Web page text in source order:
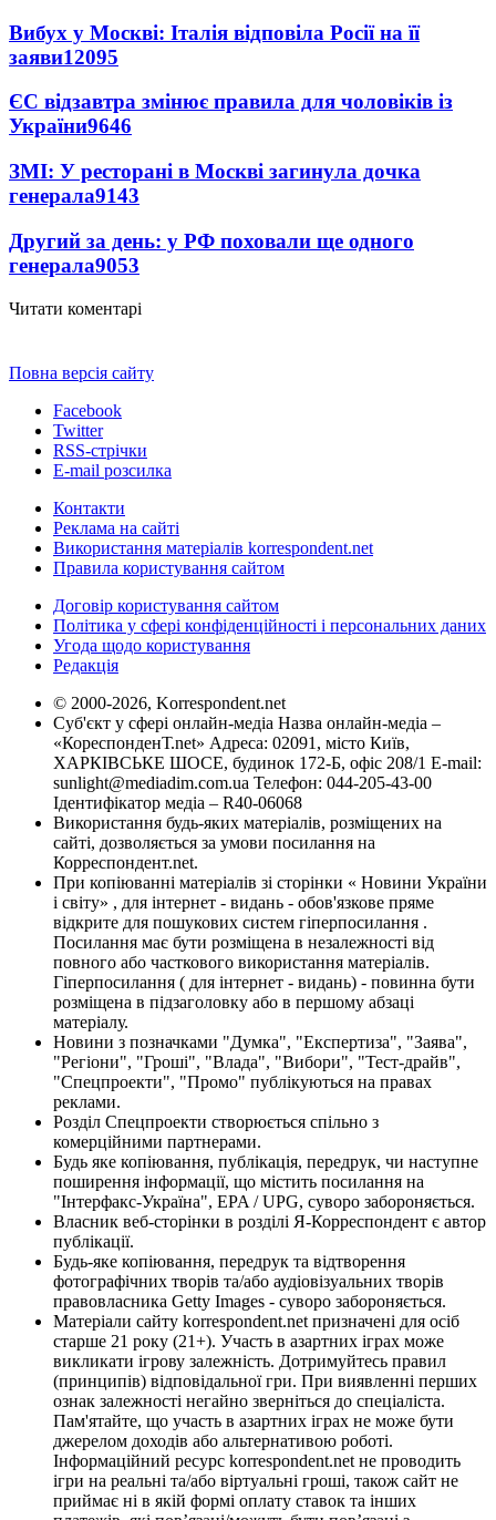
Вибух у Москві: Італія відповіла Росії на її
заяви12095
ЄС відзавтра змінює правила для чоловіків із
України9646
ЗМІ: У ресторані в Москві загинула дочка
генерала9143
Другий за день: у РФ поховали ще одного
генерала9053
Читати коментарі
Повна версія сайту
Facebook
Twitter
RSS-стрічки
E-mail розсилка
Контакти
Реклама на сайті
Використання матеріалів korrespondent.net
Правила користування сайтом
Договір користування сайтом
Політика у сфері конфіденційності і персональних даних
Угода щодо користування
Редакція
© 2000-2026, Korrespondent.net
Суб'єкт у сфері онлайн-медіа Назва онлайн-медіа –
«КореспонденТ.net» Адреса: 02091, місто Київ,
ХАРКІВСЬКЕ ШОСЕ, будинок 172-Б, офіс 208/1 E-mail:
sunlight@mediadim.com.ua Телефон: 044-205-43-00
Ідентифікатор медіа – R40-06068
Використання будь-яких матеріалів, розміщених на
сайті, дозволяється за умови посилання на
Корреспондент.net.
При копіюванні матеріалів зі сторінки « Новини України
і світу» , для інтернет - видань - обов'язкове пряме
відкрите для пошукових систем гіперпосилання .
Посилання має бути розміщена в незалежності від
повного або часткового використання матеріалів.
Гіперпосилання ( для інтернет - видань) - повинна бути
розміщена в підзаголовку або в першому абзаці
матеріалу.
Новини з позначками "Думка", "Експертиза", "Заява",
"Регіони", "Гроші", "Влада", "Вибори", "Тест-драйв",
"Спецпроекти", "Промо" публікуються на правах
реклами.
Розділ Спецпроекти створюється спільно з
комерційними партнерами.
Будь яке копіювання, публікація, передрук, чи наступне
поширення інформації, що містить посилання на
"Інтерфакс-Україна", EPA / UPG, суворо забороняється.
Власник веб-сторінки в розділі Я-Корреспондент є автор
публікації.
Будь-яке копіювання, передрук та відтворення
фотографічних творів та/або аудіовізуальних творів
правовласника Getty Images - суворо забороняється.
Матеріали сайту korrespondent.net призначені для осіб
старше 21 року (21+). Участь в азартних іграх може
викликати ігрову залежність. Дотримуйтесь правил
(принципів) відповідальної гри. При виявленні перших
ознак залежності негайно зверніться до спеціаліста.
Пам'ятайте, що участь в азартних іграх не може бути
джерелом доходів або альтернативою роботі.
Інформаційний ресурс korrespondent.net не проводить
ігри на реальні та/або віртуальні гроші, також сайт не
приймає ні в якій формі оплату ставок та інших